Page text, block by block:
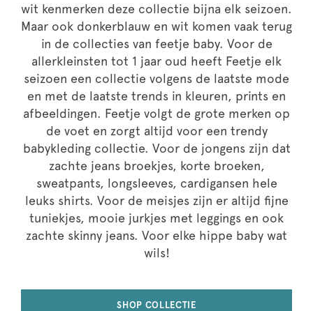
wit kenmerken deze collectie bijna elk seizoen.
Maar ook donkerblauw en wit komen vaak terug
in de collecties van feetje baby. Voor de
allerkleinsten tot 1 jaar oud heeft Feetje elk
seizoen een collectie volgens de laatste mode
en met de laatste trends in kleuren, prints en
afbeeldingen. Feetje volgt de grote merken op
de voet en zorgt altijd voor een trendy
babykleding collectie. Voor de jongens zijn dat
zachte jeans broekjes, korte broeken,
sweatpants, longsleeves, cardigansen hele
leuks shirts. Voor de meisjes zijn er altijd fijne
tuniekjes, mooie jurkjes met leggings en ook
zachte skinny jeans. Voor elke hippe baby wat
wils!
SHOP COLLECTIE